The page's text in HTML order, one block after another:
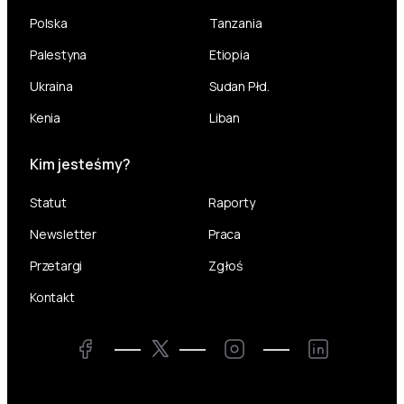
Polska
Palestyna
Ukraina
Kenia
Tanzania
Etiopia
Sudan Płd.
Liban
Kim jesteśmy?
Statut
Raporty
Newsletter
Praca
Przetargi
Zgłoś
Kontakt
Facebook Twitter Instagram LinkedIn